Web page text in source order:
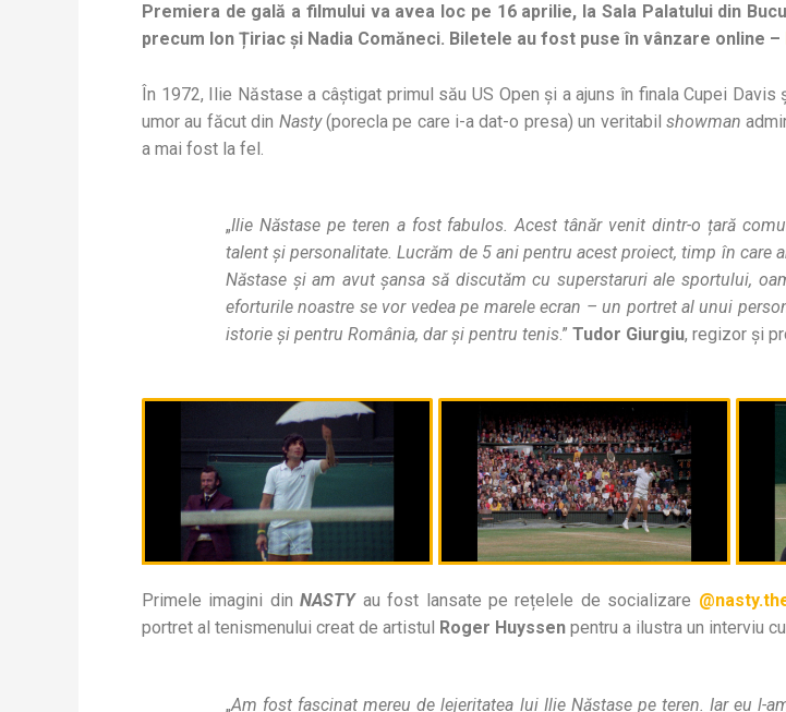
Premiera de gală a filmului va avea loc pe 16 aprilie, la Sala Palatului din
precum Ion Țiriac și Nadia Comăneci. Biletele au fost puse în vânzare online –
În 1972, Ilie Năstase a câștigat primul său US Open și a ajuns în finala Cupei
umor au făcut din Nasty(porecla pe care i-a dat-o presa) un veritabilshowman
a mai fost la fel.
„Ilie Năstase pe teren a fost fabulos. Acest tânăr venit dintr-o țară
talent și personalitate. Lucrăm de 5 ani pentru acest proiect, timp în care
Năstase și am avut șansa să discutăm cu superstaruri ale sportului,
eforturile noastre se vor vedea pe marele ecran – un portret al unui
istorie și pentru România, dar și pentru tenis.” Tudor Giurgiu, regizor și
Primele imagini dinNASTYau fost lansate pe rețelele de socializare
portret al tenismenului creat de artistul Roger Huyssen pentru a ilustra un interviu
„Am fost fascinat mereu de lejeritatea lui Ilie Năstase pe teren. Iar eu l-